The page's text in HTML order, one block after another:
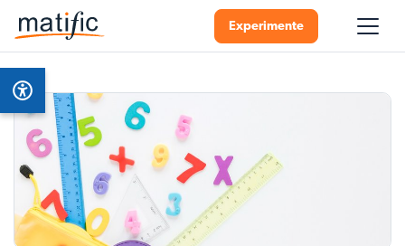
Experimente